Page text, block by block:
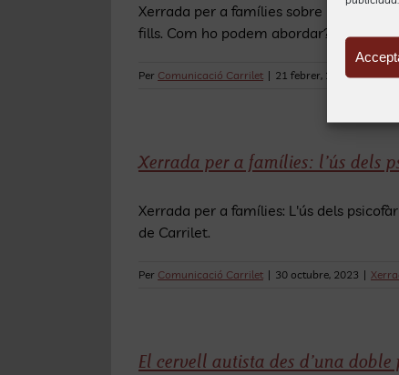
Xerrada per a famílies sobre
fills. Com ho podem abordar?
Per Comunicació Carrilet | 21 febrer, 2024 |
Xerrada per a famílies: l’ús dels
Xerrada per a famílies: L'ús dels
de Carrilet.
Per Comunicació Carrilet | 30 octubre, 2023 |
El cervell autista des d’una